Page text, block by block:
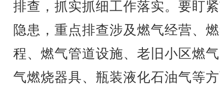
排查，抓实抓细工作落实。要盯
隐患，重点排查涉及燃气经营、
程、燃气管道设施、老旧小区燃
气燃烧器具、瓶装液化石油气等